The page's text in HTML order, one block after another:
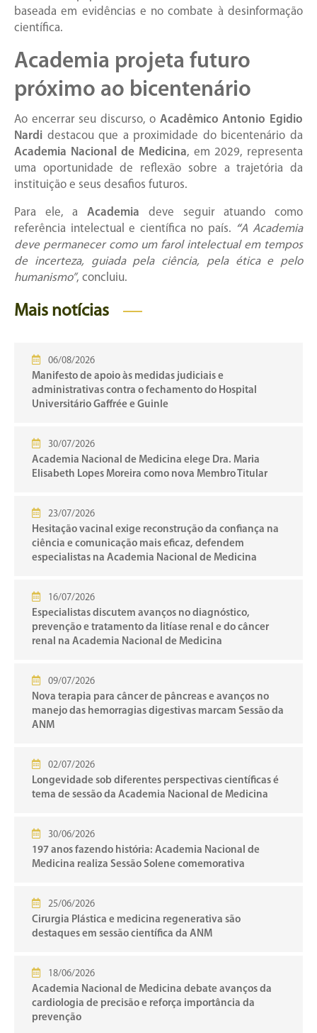
baseada em evidências e no combate à desinformação
científica.
Academia projeta futuro
próximo ao bicentenário
Ao encerrar seu discurso, o Acadêmico Antonio Egidio
Nardi destacou que a proximidade do bicentenário da
Academia Nacional de Medicina, em 2029, representa
uma oportunidade de reflexão sobre a trajetória da
instituição e seus desafios futuros.
Para ele, aAcademia deve seguir atuando como
referência intelectual e científica no país. “A Academia
deve permanecer como um farol intelectual em tempos
de incerteza, guiada pela ciência, pela ética e pelo
humanismo”, concluiu.
Mais notícias
06/08/2026
Manifesto de apoio às medidas judiciais e
administrativas contra o fechamento do Hospital
Universitário Gaffrée e Guinle
30/07/2026
Academia Nacional de Medicina elege Dra. Maria
Elisabeth Lopes Moreira como nova Membro Titular
23/07/2026
Hesitação vacinal exige reconstrução da confiança na
ciência e comunicação mais eficaz, defendem
especialistas na Academia Nacional de Medicina
16/07/2026
Especialistas discutem avanços no diagnóstico,
prevenção e tratamento da litíase renal e do câncer
renal na Academia Nacional de Medicina
09/07/2026
Nova terapia para câncer de pâncreas e avanços no
manejo das hemorragias digestivas marcam Sessão da
ANM
02/07/2026
Longevidade sob diferentes perspectivas científicas é
tema de sessão da Academia Nacional de Medicina
30/06/2026
197 anos fazendo história: Academia Nacional de
Medicina realiza Sessão Solene comemorativa
25/06/2026
Cirurgia Plástica e medicina regenerativa são
destaques em sessão científica da ANM
18/06/2026
Academia Nacional de Medicina debate avanços da
cardiologia de precisão e reforça importância da
prevenção